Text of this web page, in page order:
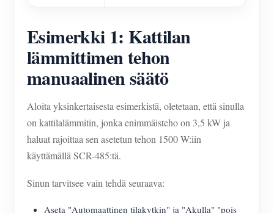
Esimerkki 1: Kattilan
lämmittimen tehon
manuaalinen säätö
Aloita yksinkertaisesta esimerkistä, oletetaan, että sinulla
on kattilalämmitin, jonka enimmäisteho on 3,5 kW ja
haluat rajoittaa sen asetetun tehon 1500 W:iin
käyttämällä SCR-485:tä.
Sinun tarvitsee vain tehdä seuraava:
Aseta "Automaattinen tilakytkin" ja "Akulla" "pois